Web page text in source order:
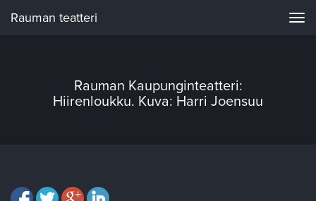
Rauman teatteri
Rauman Kaupunginteatteri:
Hiirenloukku. Kuva: Harri Joensuu